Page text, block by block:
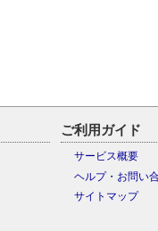
ご利用ガイド
サービス概要
ヘルプ・お問い
サイトマップ